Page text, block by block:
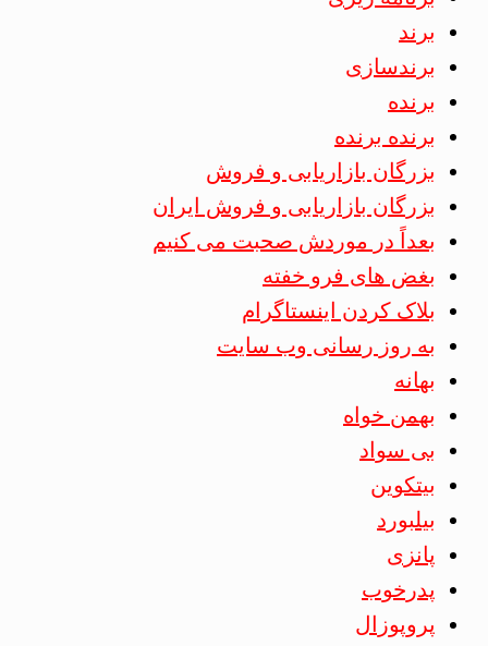
برند
برندسازی
برنده
برنده برنده
بزرگان بازاریابی و فروش
بزرگان بازاریابی و فروش ایران
بعداً در موردش صحبت می کنیم
بغض های فرو خفته
بلاک کردن اینستاگرام
به روز رسانی وب سایت
بهانه
بهمن خواه
بی سواد
بیتکوین
بیلبورد
پانزی
پدرخوب
پروپوزال